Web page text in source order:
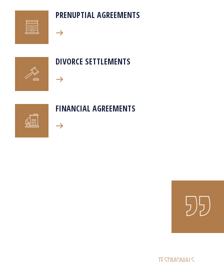
PRENUPTIAL AGREEMENTS
DIVORCE SETTLEMENTS
FINANCIAL AGREEMENTS